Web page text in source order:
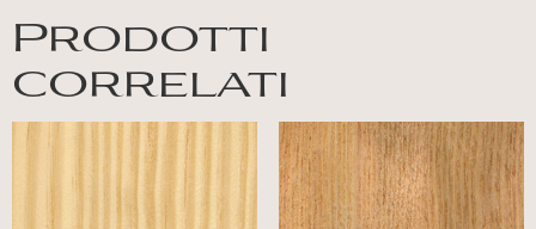
Prodotti
correlati